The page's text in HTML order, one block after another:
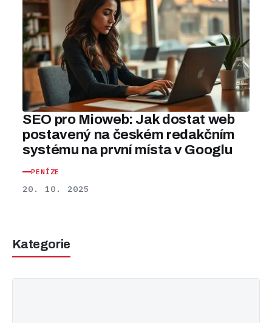
SEO pro Mioweb: Jak dostat web
postavený na českém redakčním
systému na první místa v Googlu
PENÍZE
20. 10. 2025
Kategorie